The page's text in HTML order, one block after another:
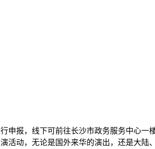
报，线下可前往长沙市政务服务中心一
活动，无论是国外来华的演出，还是大陆